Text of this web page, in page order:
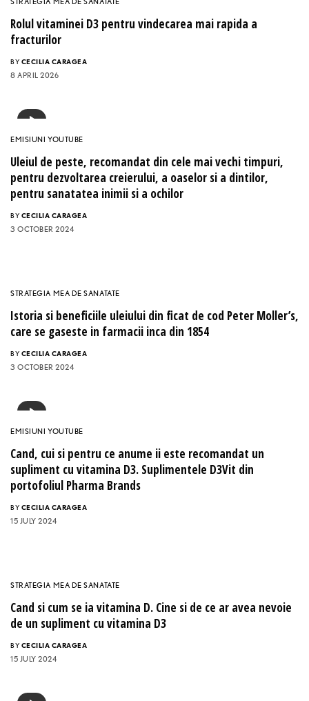
Rolul vitaminei D3 pentru vindecarea mai rapida a
fracturilor
BY CECILIA CARAGEA
8 APRIL 2026
EMISIUNI YOUTUBE
Uleiul de peste, recomandat din cele mai vechi timpuri,
pentru dezvoltarea creierului, a oaselor si a dintilor,
pentru sanatatea inimii si a ochilor
BY CECILIA CARAGEA
3 OCTOBER 2024
STRATEGIA MEA DE SANATATE
Istoria si beneficiile uleiului din ficat de cod Peter Moller’s,
care se gaseste in farmacii inca din 1854
BY CECILIA CARAGEA
3 OCTOBER 2024
EMISIUNI YOUTUBE
Cand, cui si pentru ce anume ii este recomandat un
supliment cu vitamina D3. Suplimentele D3Vit din
portofoliul Pharma Brands
BY CECILIA CARAGEA
15 JULY 2024
STRATEGIA MEA DE SANATATE
Cand si cum se ia vitamina D. Cine si de ce ar avea nevoie
de un supliment cu vitamina D3
BY CECILIA CARAGEA
15 JULY 2024